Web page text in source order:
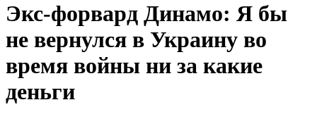
Экс-форвард Динамо: Я бы
не вернулся в Украину во
время войны ни за какие
деньги